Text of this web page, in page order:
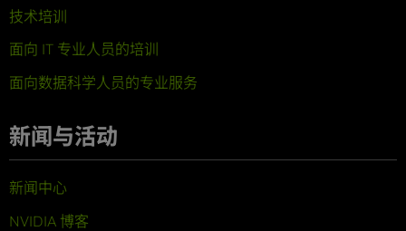
技术培训
面向 IT 专业人员的培训
面向数据科学人员的专业服务
新闻与活动
新闻中心
NVIDIA 博客